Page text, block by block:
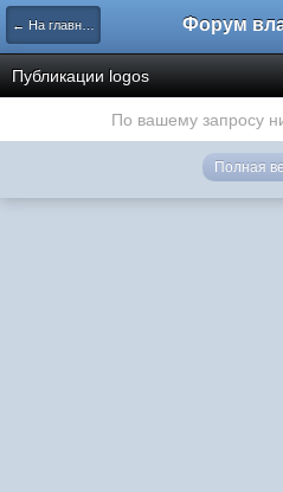
← На главную
Публикации logos
По вашему запросу
Полная